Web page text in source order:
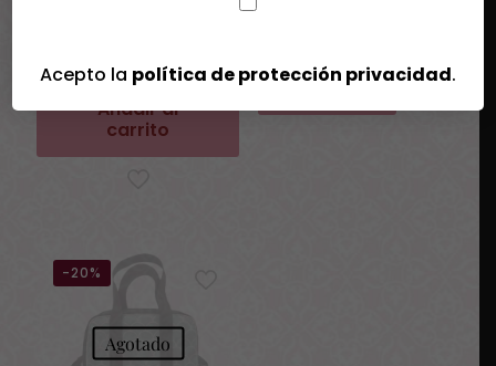
Añadir al
carrito
Leer más
-20%
Agotado
Acepto la política de protección privacidad.